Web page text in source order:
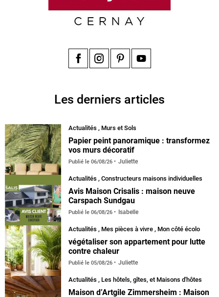
Les derniers articles
Actualités , Murs et Sols
Papier peint panoramique : transformez
vos murs décoratif
Publié le 06/08/26 Juliette
Actualités , Constructeurs maisons individuelles
Avis Maison Crisalis : maison neuve
Carspach Sundgau
Publié le 06/08/26 Isabelle
Actualités , Mes pièces à vivre , Mon côté écolo
végétaliser son appartement pour lutte
contre chaleur
Publié le 05/08/26 Juliette
Actualités , Les hôtels, gîtes, et Maisons d'hôtes
Maison d’Artgile Zimmersheim : Maison